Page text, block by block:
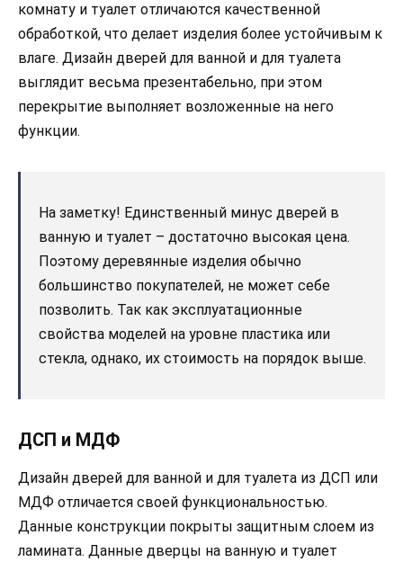
комнату и туалет отличаются качественной
обработкой, что делает изделия более устойчивым к
влаге. Дизайн дверей для ванной и для туалета
выглядит весьма презентабельно, при этом
перекрытие выполняет возложенные на него
функции.
На заметку! Единственный минус дверей в
ванную и туалет – достаточно высокая цена.
Поэтому деревянные изделия обычно
большинство покупателей, не может себе
позволить. Так как эксплуатационные
свойства моделей на уровне пластика или
стекла, однако, их стоимость на порядок выше.
ДСП и МДФ
Дизайн дверей для ванной и для туалета из ДСП или
МДФ отличается своей функциональностью.
Данные конструкции покрыты защитным слоем из
ламината. Данные дверцы на ванную и туалет